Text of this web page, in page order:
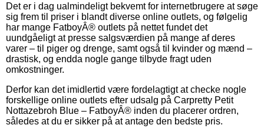
Det er i dag ualmindeligt bekvemt for internetbrugere at søge
sig frem til priser i blandt diverse online outlets, og følgelig
har mange FatboyÂ® outlets på nettet fundet det
uundgåeligt at presse salgsværdien på mange af deres
varer – til piger og drenge, samt også til kvinder og mænd –
drastisk, og endda nogle gange tilbyde fragt uden
omkostninger.
Derfor kan det imidlertid være fordelagtigt at checke nogle
forskellige online outlets efter udsalg på Carpretty Petit
Nottazebroh Blue – FatboyÂ® inden du placerer ordren,
således at du er sikker på at antage den bedste pris.